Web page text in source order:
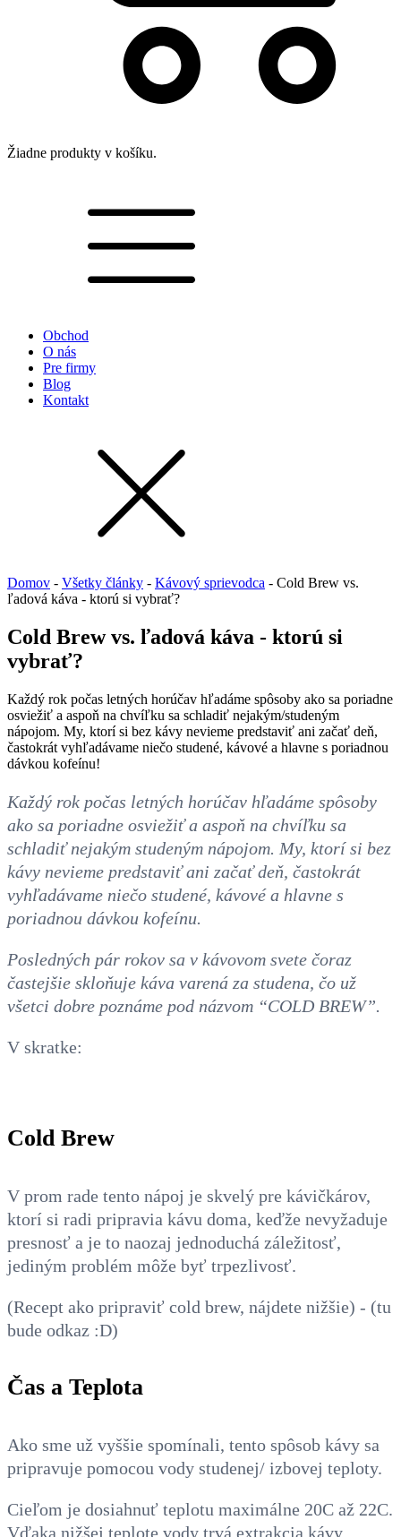
Žiadne produkty v košíku.
Obchod
O nás
Pre firmy
Blog
Kontakt
Domov - Všetky články - Kávový sprievodca - Cold Brew vs.
ľadová káva - ktorú si vybrať?
Cold Brew vs. ľadová káva - ktorú si
vybrať?
Každý rok počas letných horúčav hľadáme spôsoby ako sa poriadne
osviežiť a aspoň na chvíľku sa schladiť nejakým/studeným
nápojom. My, ktorí si bez kávy nevieme predstaviť ani začať deň,
častokrát vyhľadávame niečo studené, kávové a hlavne s poriadnou
dávkou kofeínu!
Každý rok počas letných horúčav hľadáme spôsoby
ako sa poriadne osviežiť a aspoň na chvíľku sa
schladiť nejakým studeným nápojom. My, ktorí si bez
kávy nevieme predstaviť ani začať deň, častokrát
vyhľadávame niečo studené, kávové a hlavne s
poriadnou dávkou kofeínu.
Posledných pár rokov sa v kávovom svete čoraz
častejšie skloňuje káva varená za studena, čo už
všetci dobre poznáme pod názvom “COLD BREW”.
V skratke:
Cold Brew
V prom rade tento nápoj je skvelý pre kávičkárov,
ktorí si radi pripravia kávu doma, keďže nevyžaduje
presnosť a je to naozaj jednoduchá záležitosť,
jediným problém môže byť trpezlivosť.
(Recept ako pripraviť cold brew, nájdete nižšie) - (tu
bude odkaz :D)
Čas a Teplota
Ako sme už vyššie spomínali, tento spôsob kávy sa
pripravuje pomocou vody studenej/ izbovej teploty.
Cieľom je dosiahnuť teplotu maximálne 20C až 22C.
Vďaka nižšej teplote vody trvá extrakcia kávy